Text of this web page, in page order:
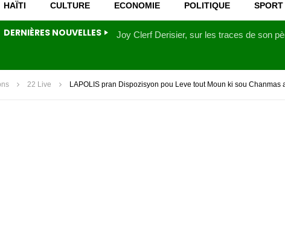
HAÏTI CULTURE ECONOMIE POLITIQUE SPORT
DERNIÈRES NOUVELLES
22 Live LAPOLIS pran Dispozisyon pou Leve tout Moun ki sou